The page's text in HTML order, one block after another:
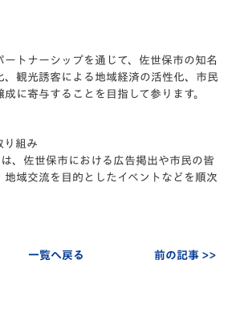
ートナーシップを通じて、佐世保市の知名
、観光誘客による地域経済の活性化、市民
に寄与することを目指して参ります。
り組み
、佐世保市における広告掲出や市民の皆
地域交流を目的としたイベントなどを順次
一覧へ戻る 前の記事 >>